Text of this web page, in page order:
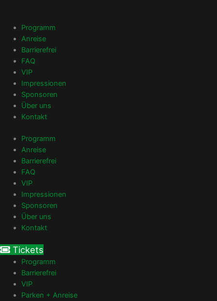
springenProgramm
Anreise
Barrierefrei
FAQ
VIP
Impressionen
Sponsoren
Über uns
Kontakt
Programm
Anreise
Barrierefrei
FAQ
VIP
Impressionen
Sponsoren
Über uns
Kontakt
Tickets
Programm
Barrierefrei
VIP
Parken + Anreise